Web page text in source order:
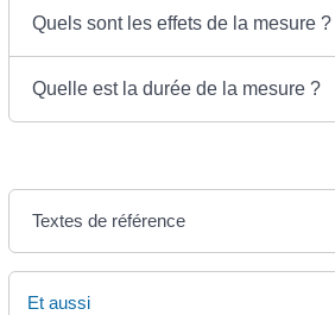
Quels sont les effets de la mesure ?
Quelle est la durée de la mesure ?
Textes de référence
Et aussi